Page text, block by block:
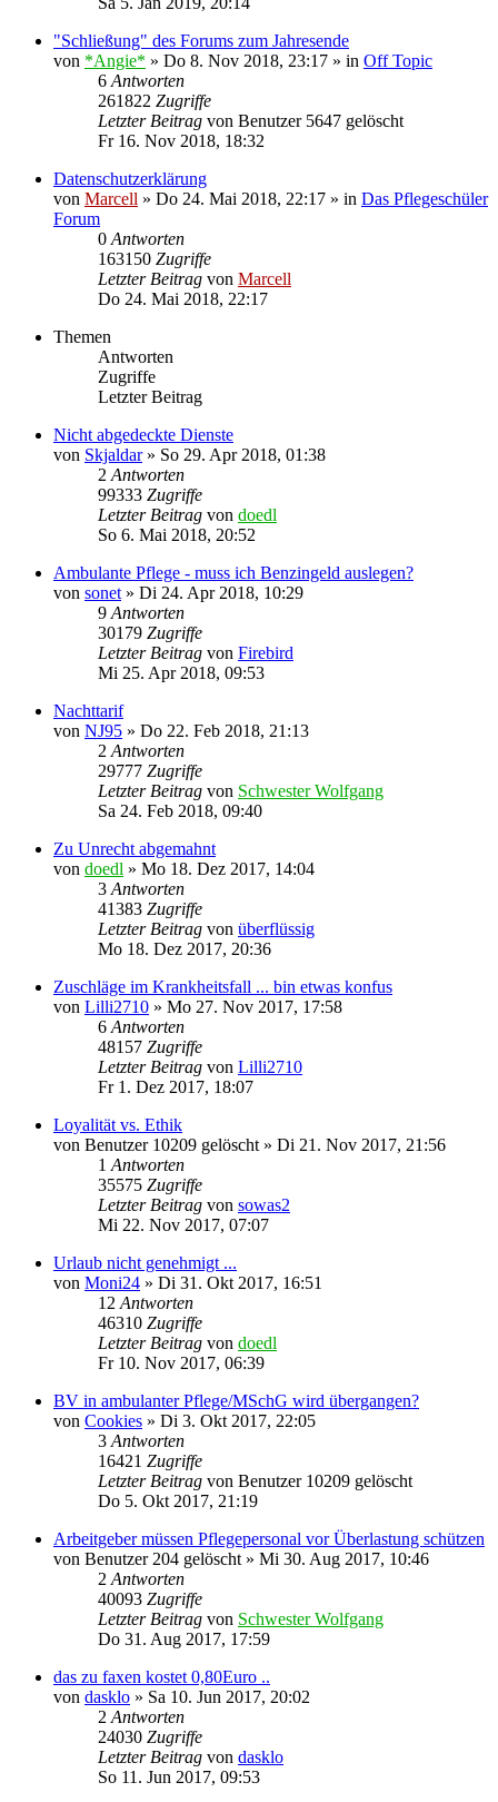
"Schließung" des Forums zum Jahresende
von *Angie* » Do 8. Nov 2018, 23:17 » in Off Topic
6 Antworten
261822 Zugriffe
Letzter Beitrag von Benutzer 5647 gelöscht
Fr 16. Nov 2018, 18:32
Datenschutzerklärung
von Marcell » Do 24. Mai 2018, 22:17 » in Das Pflegeschüler
Forum
0 Antworten
163150 Zugriffe
Letzter Beitrag von Marcell
Do 24. Mai 2018, 22:17
Themen
Antworten
Zugriffe
Letzter Beitrag
Nicht abgedeckte Dienste
von Skjaldar» So 29. Apr 2018, 01:38
2 Antworten
99333 Zugriffe
Letzter Beitrag von doedl
So 6. Mai 2018, 20:52
Ambulante Pflege - muss ich Benzingeld auslegen?
von sonet » Di 24. Apr 2018, 10:29
9 Antworten
30179 Zugriffe
Letzter Beitrag von Firebird
Mi 25. Apr 2018, 09:53
Nachttarif
von NJ95 » Do 22. Feb 2018, 21:13
2 Antworten
29777 Zugriffe
Letzter Beitrag von Schwester Wolfgang
Sa 24. Feb 2018, 09:40
Zu Unrecht abgemahnt
von doedl » Mo 18. Dez 2017, 14:04
3 Antworten
41383 Zugriffe
Letzter Beitrag von überflüssig
Mo 18. Dez 2017, 20:36
Zuschläge im Krankheitsfall ... bin etwas konfus
von Lilli2710 » Mo 27. Nov 2017, 17:58
6 Antworten
48157 Zugriffe
Letzter Beitrag von Lilli2710
Fr 1. Dez 2017, 18:07
Loyalität vs. Ethik
von Benutzer 10209 gelöscht » Di 21. Nov 2017, 21:56
1 Antworten
35575 Zugriffe
Letzter Beitrag von sowas2
Mi 22. Nov 2017, 07:07
Urlaub nicht genehmigt ...
von Moni24 » Di 31. Okt 2017, 16:51
12 Antworten
46310 Zugriffe
Letzter Beitrag von doedl
Fr 10. Nov 2017, 06:39
BV in ambulanter Pflege/MSchG wird übergangen?
von Cookies » Di 3. Okt 2017, 22:05
3 Antworten
16421 Zugriffe
Letzter Beitrag von Benutzer 10209 gelöscht
Do 5. Okt 2017, 21:19
Arbeitgeber müssen Pflegepersonal vor Überlastung schützen
von Benutzer 204 gelöscht » Mi 30. Aug 2017, 10:46
2 Antworten
40093 Zugriffe
Letzter Beitrag von Schwester Wolfgang
Do 31. Aug 2017, 17:59
das zu faxen kostet 0,80Euro ..
von dasklo » Sa 10. Jun 2017, 20:02
2 Antworten
24030 Zugriffe
Letzter Beitrag von dasklo
So 11. Jun 2017, 09:53